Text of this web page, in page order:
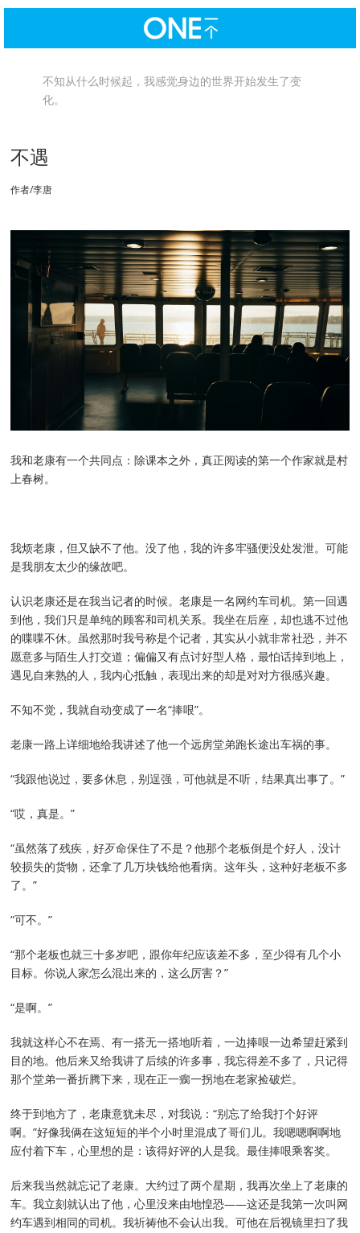
不知从什么时候起，我感觉身边的世界开始发生了变
化。
不遇
作者/李唐
我和老康有一个共同点：除课本之外，真正阅读的第一个作家就是村
上春树。
我烦老康，但又缺不了他。没了他，我的许多牢骚便没处发泄。可能
是我朋友太少的缘故吧。
认识老康还是在我当记者的时候。老康是一名网约车司机。第一回遇
到他，我们只是单纯的顾客和司机关系。我坐在后座，却也逃不过他
的喋喋不休。虽然那时我号称是个记者，其实从小就非常社恐，并不
愿意多与陌生人打交道；偏偏又有点讨好型人格，最怕话掉到地上，
遇见自来熟的人，我内心抵触，表现出来的却是对对方很感兴趣。
不知不觉，我就自动变成了一名“捧哏”。
老康一路上详细地给我讲述了他一个远房堂弟跑长途出车祸的事。
“我跟他说过，要多休息，别逞强，可他就是不听，结果真出事了。”
“哎，真是。”
“虽然落了残疾，好歹命保住了不是？他那个老板倒是个好人，没计
较损失的货物，还拿了几万块钱给他看病。这年头，这种好老板不多
了。”
“可不。”
“那个老板也就三十多岁吧，跟你年纪应该差不多，至少得有几个小
目标。你说人家怎么混出来的，这么厉害？”
“是啊。”
我就这样心不在焉、有一搭无一搭地听着，一边捧哏一边希望赶紧到
目的地。他后来又给我讲了后续的许多事，我忘得差不多了，只记得
那个堂弟一番折腾下来，现在正一瘸一拐地在老家捡破烂。
终于到地方了，老康意犹未尽，对我说：“别忘了给我打个好评
啊。”好像我俩在这短短的半个小时里混成了哥们儿。我嗯嗯啊啊地
应付着下车，心里想的是：该得好评的人是我。最佳捧哏乘客奖。
后来我当然就忘记了老康。大约过了两个星期，我再次坐上了老康的
车。我立刻就认出了他，心里没来由地惶恐——这还是我第一次叫网
约车遇到相同的司机。我祈祷他不会认出我。可他在后视镜里扫了我